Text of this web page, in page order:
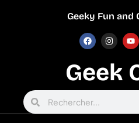
Geeky Fun and
Geek